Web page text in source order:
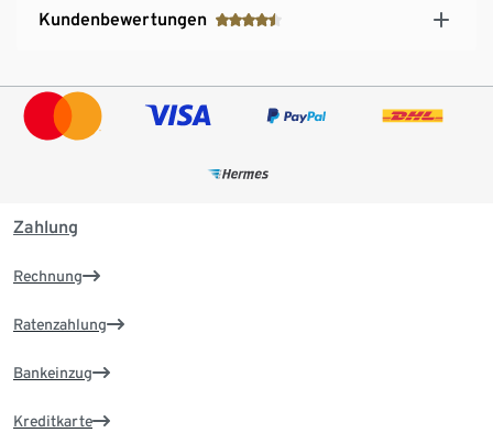
Kundenbewertungen
Zahlung
Rechnung
Ratenzahlung
Bankeinzug
Kreditkarte